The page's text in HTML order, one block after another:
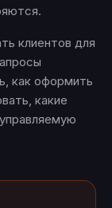
клиентов для
как оформить
какие